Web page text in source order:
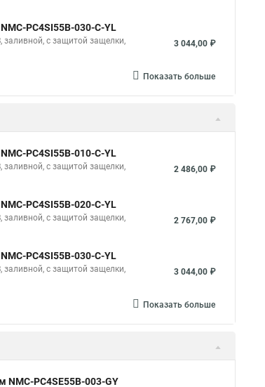
PC4SI55B-030-C-YL
с защитой защелки,
3 044,00 ₽
Показать больше
PC4SI55B-010-C-YL
с защитой защелки,
2 486,00 ₽
PC4SI55B-020-C-YL
с защитой защелки,
2 767,00 ₽
PC4SI55B-030-C-YL
с защитой защелки,
3 044,00 ₽
Показать больше
PC4SE55B-003-GY